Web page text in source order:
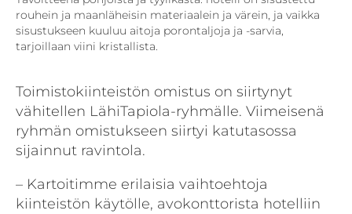
rouhein ja maanläheisin materiaalein ja värein, ja vaikka
sisustukseen kuuluu aitoja porontaljoja ja -sarvia,
tarjoillaan viini kristallista.
Toimistokiinteistön omistus on siirtynyt
vähitellen LähiTapiola-ryhmälle. Viimeisenä
ryhmän omistukseen siirtyi katutasossa
sijainnut ravintola.
– Kartoitimme erilaisia vaihtoehtoja
kiinteistön käytölle, avokonttorista hotelliin